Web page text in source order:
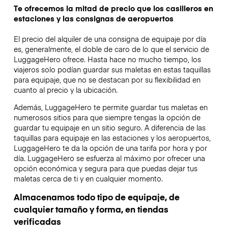
Te ofrecemos la mitad de precio que los casilleros en
estaciones y las consignas de aeropuertos
El precio del alquiler de una consigna de equipaje por día
es, generalmente, el doble de caro de lo que el servicio de
LuggageHero ofrece. Hasta hace no mucho tiempo, los
viajeros solo podían guardar sus maletas en estas taquillas
para equipaje, que no se destacan por su flexibilidad en
cuanto al precio y la ubicación.
Además, LuggageHero te permite guardar tus maletas en
numerosos sitios para que siempre tengas la opción de
guardar tu equipaje en un sitio seguro. A diferencia de las
taquillas para equipaje en las estaciones y los aeropuertos,
LuggageHero te da la opción de una tarifa por hora y por
día. LuggageHero se esfuerza al máximo por ofrecer una
opción económica y segura para que puedas dejar tus
maletas cerca de ti y en cualquier momento.
Almacenamos todo tipo de equipaje, de
cualquier tamaño y forma, en tiendas
verificadas